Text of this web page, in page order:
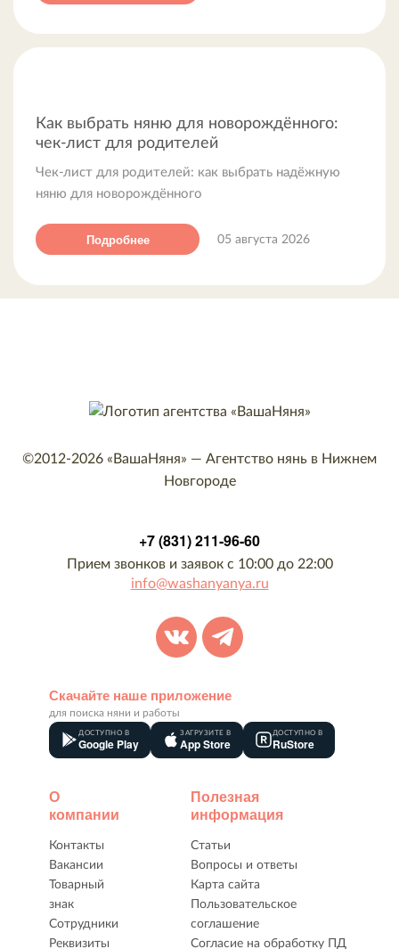
Как выбрать няню для новорождённого:
чек-лист для родителей
Чек-лист для родителей: как выбрать надёжную
няню для новорождённого
Подробнее 05 августа 2026
©2012-2026 «ВашаНяня» — Агентство нянь в Нижнем
Новгороде
+7 (831) 211-96-60
Прием звонков и заявок с 10:00 до 22:00
info@washanyanya.ru
Скачайте наше приложение
для поиска няни и работы
ДОСТУПНО В
Google Play
ЗАГРУЗИТЕ В
App Store
ДОСТУПНО В
RuStore
О
компании
Контакты
Вакансии
Товарный
знак
Сотрудники
Реквизиты
Полезная
информация
Статьи
Вопросы и ответы
Карта сайта
Пользовательское
соглашение
Согласие на обработку ПД